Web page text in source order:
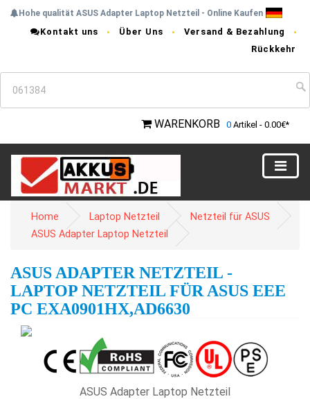
Hohe qualität ASUS Adapter Laptop Netzteil - Online Kaufen
Kontakt uns Über Uns
Versand & Bezahlung
Rückkehr
WARENKORB 0 Artikel - 0.00€*
Home Laptop Netzteil
Netzteil für ASUS
ASUS Adapter Laptop Netzteil
ASUS ADAPTER NETZTEIL -
LAPTOP NETZTEIL FÜR ASUS EEE
PC EXA0901HX,AD6630
ASUS Adapter Laptop Netzteil